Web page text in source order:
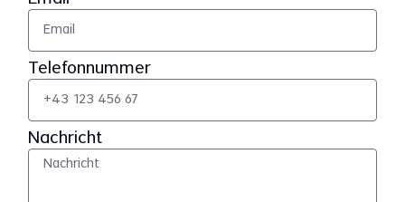
Telefonnummer
Nachricht